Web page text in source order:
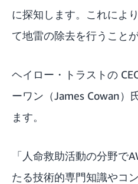
に探知します。これによ
て地雷の除去を行うこと
ヘイロー・トラストの
ーワン（James Cowan）
ます。
「人命救助活動の分野で
たる技術的専門知識やコ